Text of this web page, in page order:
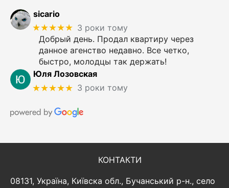
sicario
★★★★★ 3 роки тому
Добрый день. Продал квартиру через
данное агенство недавно. Все четко,
быстро, молодцы так держать!
Юля Лозовская
★★★★★ 3 роки тому
КОНТАКТИ
08131, Україна, Київска обл., Бучанський р-н., село